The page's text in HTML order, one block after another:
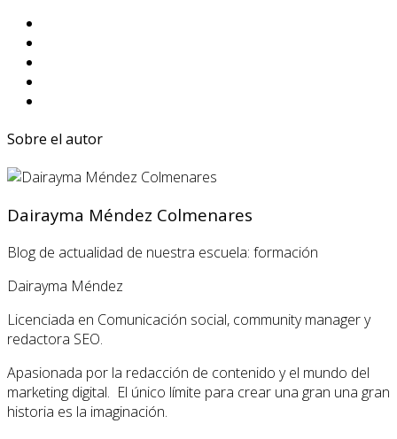
Sobre el autor
Dairayma Méndez Colmenares
Blog de actualidad de nuestra escuela: formación
Dairayma Méndez
Licenciada en Comunicación social, community manager y
redactora SEO.
Apasionada por la redacción de contenido y el mundo del
marketing digital. El único límite para crear una gran una gran
historia es la imaginación.